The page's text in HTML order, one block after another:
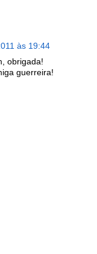
às 19:44
obrigada!
guerreira!